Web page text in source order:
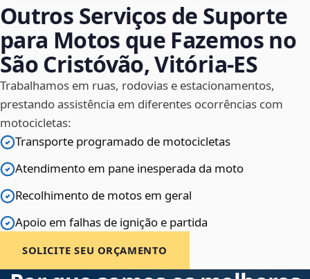
Outros Serviços de Suporte
para Motos que Fazemos no
São Cristóvão, Vitória‑ES
Trabalhamos em ruas, rodovias e estacionamentos,
prestando assistência em diferentes ocorrências com
motocicletas:
Transporte programado de motocicletas
Atendimento em pane inesperada da moto
Recolhimento de motos em geral
Apoio em falhas de ignição e partida
SOLICITE SEU ORÇAMENTO